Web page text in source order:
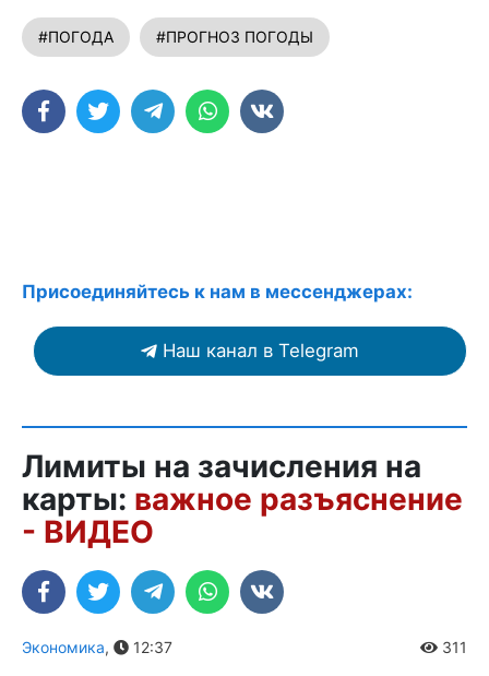
#ПОГОДА #ПРОГНОЗ ПОГОДЫ
Присоединяйтесь к нам в мессенджерах:
Наш канал в Telegram
Лимиты на зачисления на
карты: важное разъяснение
- ВИДЕО
Экономика, 12:37 311